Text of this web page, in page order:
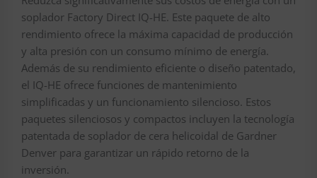
soplador Factory Direct IQ-HE. Este paquete de alto
rendimiento ofrece la máxima capacidad de producción
y alta presión con un consumo mínimo de energía.
Además de su rendimiento eficiente o diseño patentado,
el IQ-HE ofrece funciones de mantenimiento
simplificadas y un funcionamiento silencioso. Estos
paquetes silenciosos y compactos incluyen la tecnología
patentada de soplador de cera helicoidal de Gardner
Denver para garantizar un rápido retorno de la
inversión.